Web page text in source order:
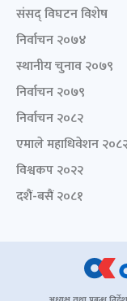
संसद् विघटन विशेष
निर्वाचन २०७४
स्थानीय चुनाव २०७९
निर्वाचन २०७९
निर्वाचन २०८२
एमाले महाधिवेशन
विश्वकप २०२२
दशैं-बसैं २०८१